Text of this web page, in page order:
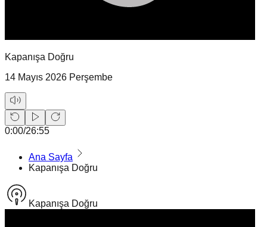
Kapanışa Doğru
14 Mayıs 2026 Perşembe
0:00/26:55
Ana Sayfa
Kapanışa Doğru
Kapanışa Doğru